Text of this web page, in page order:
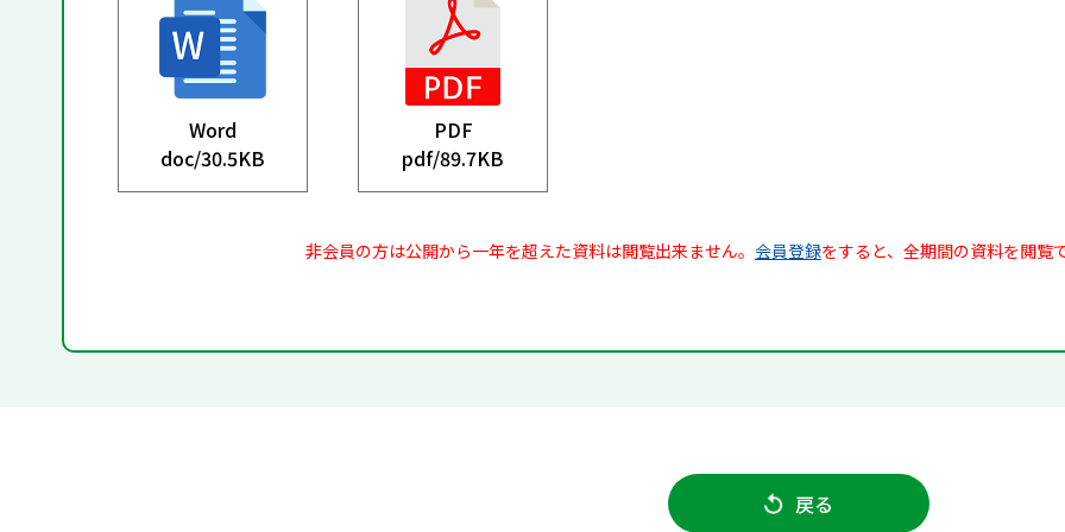
Word
doc/30.5KB
PDF
pdf/89.7KB
非会員の方は公開から一年を超えた資料は閲覧出来ません。 会員登録をすると、全期間の資料を閲覧
戻る